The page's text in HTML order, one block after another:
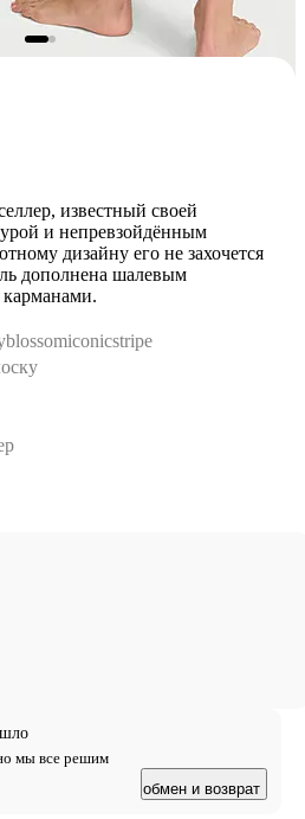
известный своей
и непревзойдённым
дизайну его не захочется
дополнена шалевым
мы все решим
обмен и возврат